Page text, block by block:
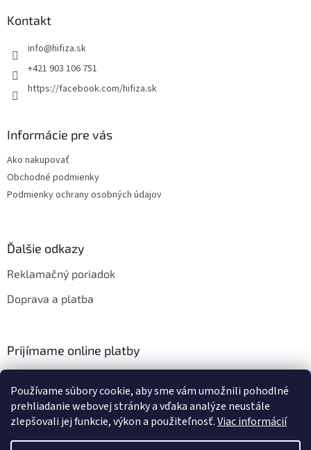
Používame súbory cookie, aby sme vám umožnili pohodlné
prehliadanie webovej stránky a vďaka analýze neustále
zlepšovali jej funkcie, výkon a použiteľnosť.Viac informácií
Kontakt
info@hifiza.sk
+421 903 106 751
https://facebook.com/hifiza.sk
Informácie pre vás
Ako nakupovať
Obchodné podmienky
Podmienky ochrany osobných údajov
Ďalšie odkazy
Reklamačný poriadok
Doprava a platba
Prijímame online platby